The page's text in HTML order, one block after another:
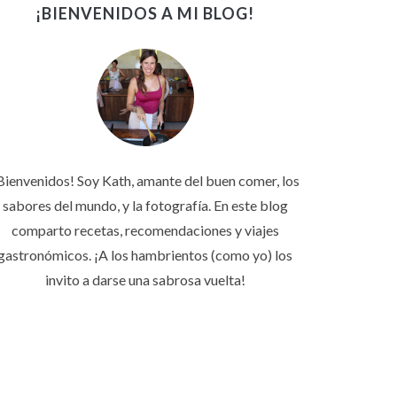
¡BIENVENIDOS A MI BLOG!
Soy Kath, amante del buen comer, los
sabores del mundo, y la fotografía. En este blog
comparto recetas, recomendaciones y viajes
¡A los hambrientos (como yo) los
invito a darse una sabrosa vuelta!